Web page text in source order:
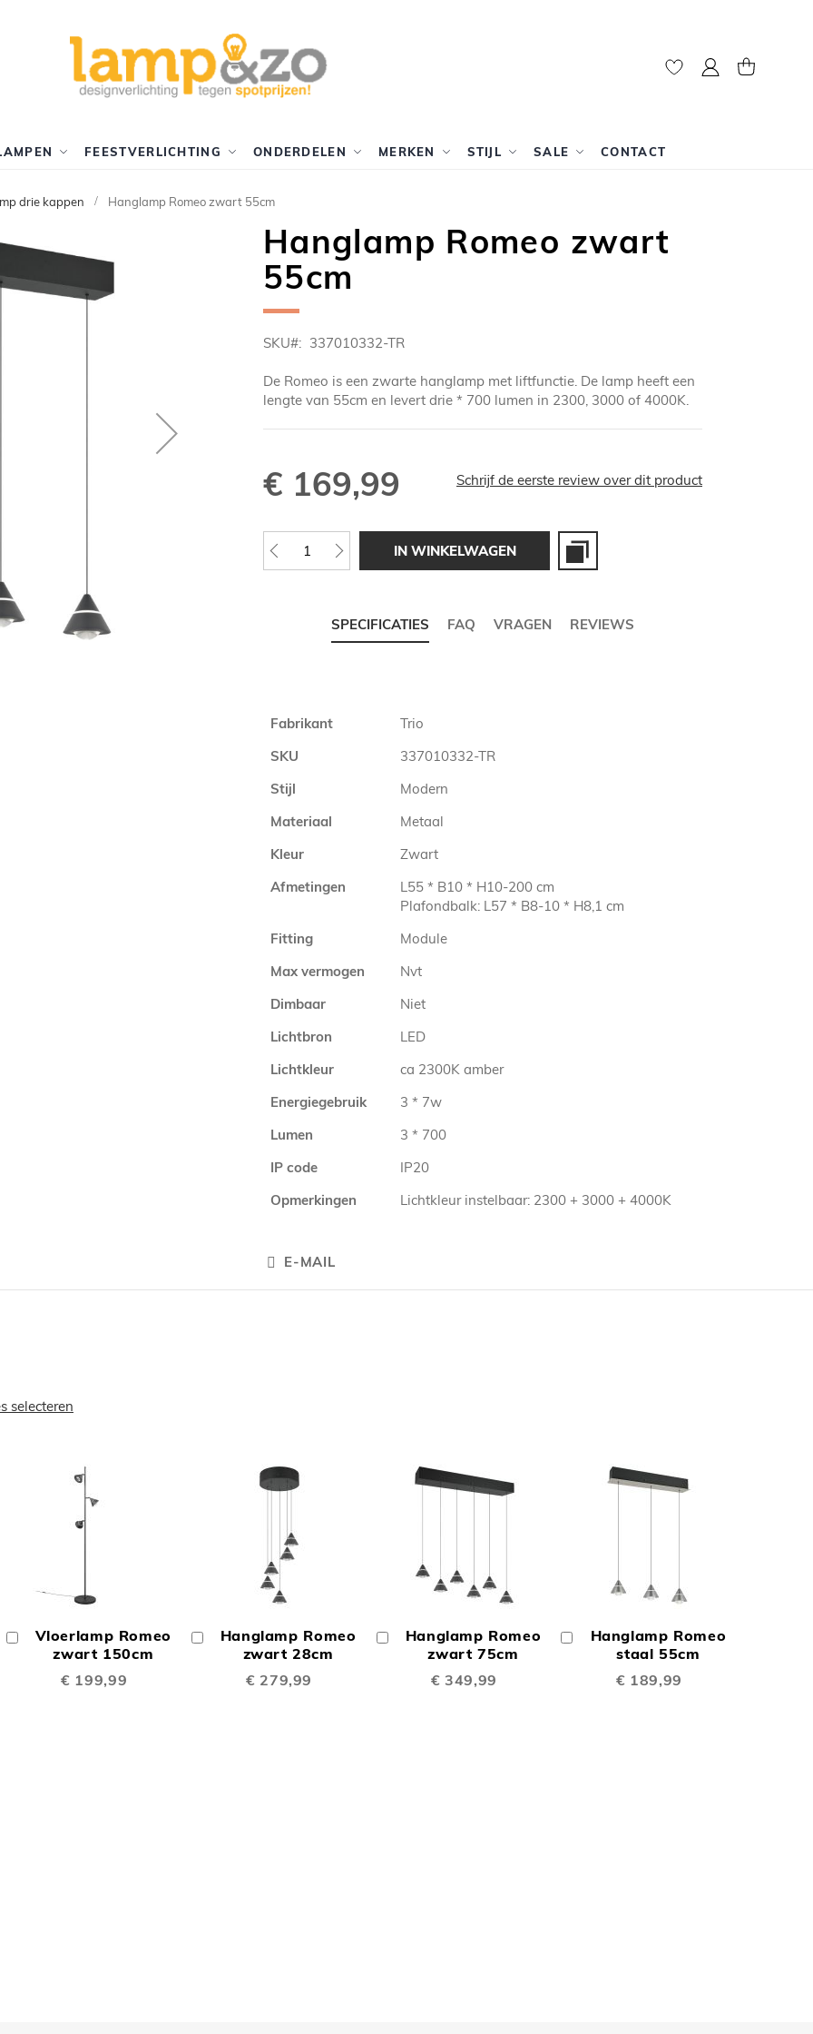
Mijn account
FEESTVERLICHTING ONDERDELEN MERKEN STIJL SALE CONTACT
drie kappen Hanglamp Romeo zwart 55cm
Hanglamp Romeo zwart
55cm
SKU 337010332-TR
De Romeo is een zwarte hanglamp met liftfunctie. De lamp heeft een
lengte van 55cm en levert drie * 700 lumen in 2300, 3000 of 4000K.
€ 169,99 Schrijf de eerste review over dit product
IN WINKELWAGEN
SPECIFICATIES FAQ VRAGEN REVIEWS
Meer
Fabrikant
Trio
SKU
337010332-TR
Stijl
Modern
Materiaal
Metaal
Kleur
Zwart
Afmetingen
L55 * B10 * H10-200 cm
Plafondbalk: L57 * B8-10 * H8,1 cm
Fitting
Module
Max vermogen
Nvt
Dimbaar
Niet
Lichtbron
LED
Lichtkleur
ca 2300K amber
Energiegebruik
3 * 7w
Lumen
3 * 700
IP code
IP20
Opmerkingen
Lichtkleur instelbaar: 2300 + 3000 + 4000K
E-MAIL
selecteren
Vloerlamp Romeo
zwart 150cm
€ 199,99
Winkelwagen
TE
Hanglamp Romeo
zwart 28cm
€ 279,99
Winkelwagen
TE
Hanglamp Romeo
zwart 75cm
€ 349,99
Winkelwagen
TE
Hanglamp Romeo
staal 55cm
€ 189,99
Winkelwagen